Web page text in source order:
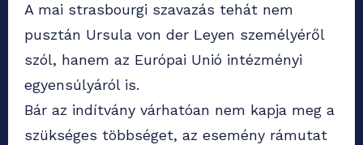
A mai strasbourgi szavazás tehát nem
pusztán Ursula von der Leyen személyéről
szól, hanem az Európai Unió intézményi
egyensúlyáról is.
Bár az indítvány várhatóan nem kapja meg a
szükséges többséget, az esemény rámutat